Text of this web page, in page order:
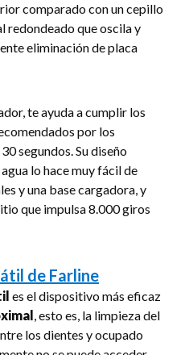
comparado con un cepillo
redondeado que oscila y
eliminación de placa
te ayuda a cumplir los
por los
segundos. Su diseño
lo hace muy fácil de
y una base cargadora, y
que impulsa 8.000 giros
de Farline
es el dispositivo más eficaz
, esto es, la limpieza del
los dientes y ocupado